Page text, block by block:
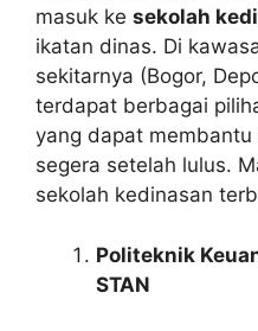
masuk ke sekolah
ikatan dinas. Di
sekitarnya (Bogor,
terdapat berbagai
yang dapat membantu
segera setelah lulus.
sekolah kedinasan
Politeknik
STAN